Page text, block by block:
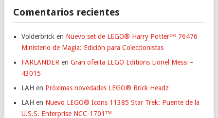
Comentarios recientes
Volderbrick en Nuevo set de LEGO® Harry Potter™ 76476
Ministerio de Magia: Edición para Coleccionistas
FARLANDER en Gran oferta LEGO Editions Lionel Messi –
43015
LAH en Próximas novedades LEGO® Brick Headz
LAH en Nuevo LEGO® Icons 11385 Star Trek: Puente de la
U.S.S. Enterprise NCC-1701™